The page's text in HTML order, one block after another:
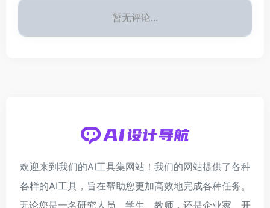
暂无评论...
欢迎来到我们的AI工具集网站！我们的网站提供了各种
各样的AI工具，旨在帮助您更加高效地完成各种任务。
无论您是一名研究人员、学生、教师，还是企业家、开